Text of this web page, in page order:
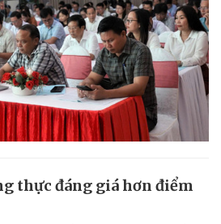
thực đáng giá hơn điểm